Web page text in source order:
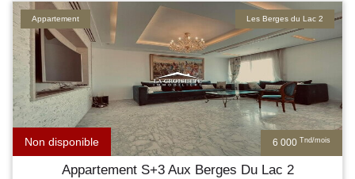
6 000 Tnd/mois
Non disponible
Les Berges du Lac 2
Appartement
Appartement S+3 Aux Berges Du Lac 2